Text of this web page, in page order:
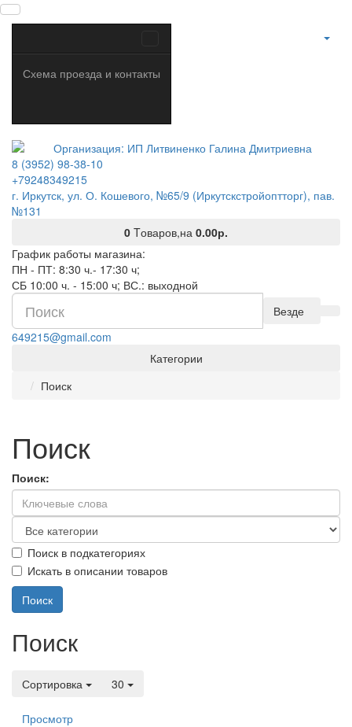
Схема проезда и контакты
8 (3952) 98-38-10
+79248349215
г. Иркутск, ул. О. Кошевого, №65/9 (Иркутскстройоптторг), пав.
№131
0 Tоваров,на 0.00р.
График работы магазина:
ПН - ПТ: 8:30 ч.- 17:30 ч;
СБ 10:00 ч. - 15:00 ч; ВС.: выходной
Везде
649215@gmail.com
Категории
Поиск
Поиск
Поиск:
Поиск в подкатегориях
Искать в описании товаров
Поиск
Сортировка 30
Просмотр